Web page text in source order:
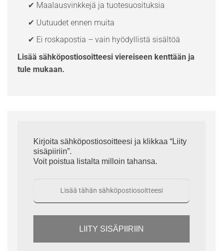
✔ Maalausvinkkejä ja tuotesuosituksia
✔ Uutuudet ennen muita
✔ Ei roskapostia – vain hyödyllistä sisältöä
Lisää sähköpostiosoitteesi viereiseen kenttään ja
tule mukaan.
Kirjoita sähköpostiosoitteesi ja klikkaa “Liity
sisäpiiriin”.
Voit poistua listalta milloin tahansa.
LIITY SISÄPIIRIIN